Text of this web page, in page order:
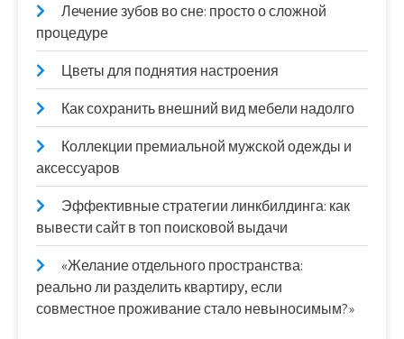
Лечение зубов во сне: просто о сложной
процедуре
Цветы для поднятия настроения
Как сохранить внешний вид мебели надолго
Коллекции премиальной мужской одежды и
аксессуаров
Эффективные стратегии линкбилдинга: как
вывести сайт в топ поисковой выдачи
«Желание отдельного пространства:
реально ли разделить квартиру, если
совместное проживание стало невыносимым?»